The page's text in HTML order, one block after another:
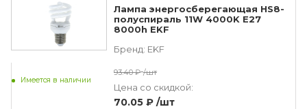
Лампа энергосберегающая HS8-
полуспираль 11W 4000K E27
8000h EKF
Бренд: EKF
Имеется в наличии
93.40 ₽ /шт
Цена со скидкой:
70.05 ₽ /шт